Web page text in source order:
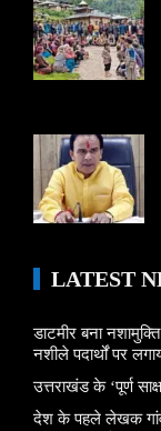
LATEST
डाटमीर बना
नशीले पदार्थों पर
उत्तराखंड के ‘पूर्ण
देश के पहले लेखक गांव